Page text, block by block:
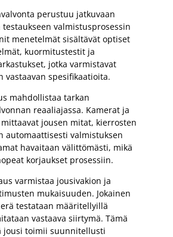
perustuu jatkuvaan
valmistusprosessin
menetelmät sisältävät optiset
kuormitustestit ja
jotka varmistavat
vastaavan spesifikaatioita.
mahdollistaa tarkan
reaaliajassa. Kamerat ja
jousen mitat, kierrosten
automaattisesti valmistuksen
havaitaan välittömästi, mikä
korjaukset prosessiin.
varmistaa jousivakion ja
mukaisuuden. Jokainen
testataan määritellyillä
vastaava siirtymä. Tämä
jousi toimii suunnitellusti